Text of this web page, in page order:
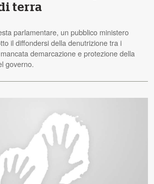
terra
parlamentare, un pubblico ministero
il diffondersi della denutrizione tra i
demarcazione e protezione della
governo.